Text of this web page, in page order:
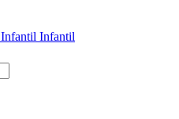
Infantil Infantil